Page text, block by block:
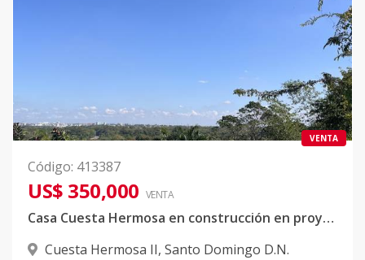
VENTA
Código: 413387
US$ 350,000 VENTA
Casa Cuesta Hermosa en construcción en proyecto cerrado
Cuesta Hermosa II, Santo Domingo D.N.